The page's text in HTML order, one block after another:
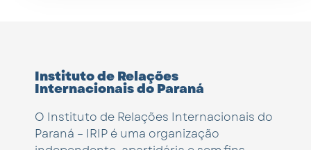
Instituto de Relações
Internacionais do Paraná
O Instituto de Relações Internacionais do
Paraná – IRIP é uma organização